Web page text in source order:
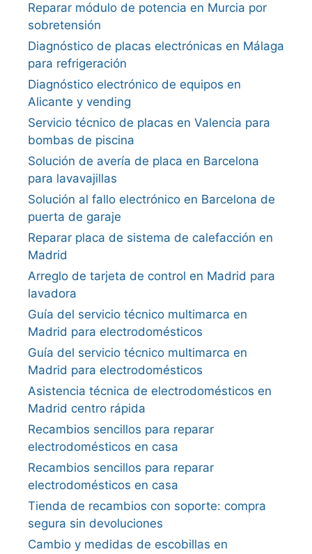
Reparar módulo de potencia en Murcia por
sobretensión
Diagnóstico de placas electrónicas en Málaga
para refrigeración
Diagnóstico electrónico de equipos en
Alicante y vending
Servicio técnico de placas en Valencia para
bombas de piscina
Solución de avería de placa en Barcelona
para lavavajillas
Solución al fallo electrónico en Barcelona de
puerta de garaje
Reparar placa de sistema de calefacción en
Madrid
Arreglo de tarjeta de control en Madrid para
lavadora
Guía del servicio técnico multimarca en
Madrid para electrodomésticos
Guía del servicio técnico multimarca en
Madrid para electrodomésticos
Asistencia técnica de electrodomésticos en
Madrid centro rápida
Recambios sencillos para reparar
electrodomésticos en casa
Recambios sencillos para reparar
electrodomésticos en casa
Tienda de recambios con soporte: compra
segura sin devoluciones
Cambio y medidas de escobillas en